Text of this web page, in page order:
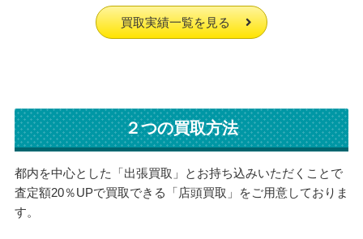
買取実績一覧を見る
２つの買取方法
都内を中心とした「出張買取」とお持ち込みいただくことで
査定額20％UPで買取できる「店頭買取」をご用意しておりま
す。